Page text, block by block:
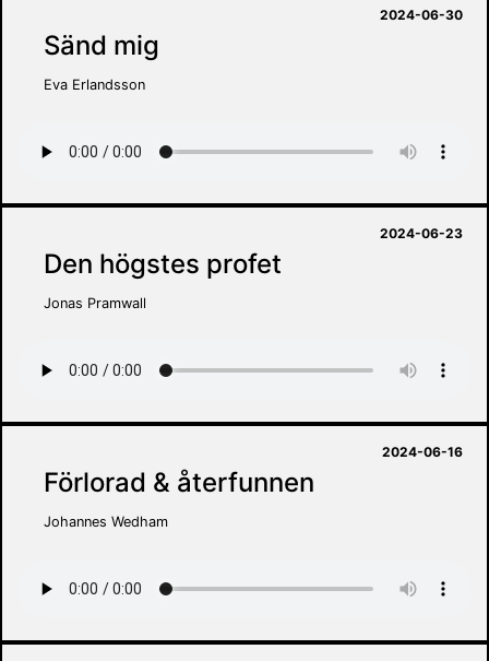
2024-06-30
Sänd mig
Eva Erlandsson
2024-06-23
Den högstes profet
Jonas Pramwall
2024-06-16
Förlorad & återfunnen
Johannes Wedham